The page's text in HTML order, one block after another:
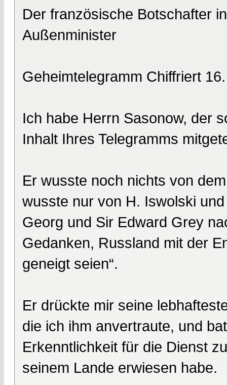
Der französische Botschafter
Außenminister
Geheimtelegramm Chiffriert
Ich habe Herrn Sasonow, der
Inhalt Ihres Telegramms
Er wusste noch nichts von
wusste nur von H. Iswolski
Georg und Sir Edward Grey
Gedanken, Russland mit der
geneigt seien“.
Er drückte mir seine
die ich ihm anvertraute, und
Erkenntlichkeit für die Dienst
seinem Lande erwiesen habe.